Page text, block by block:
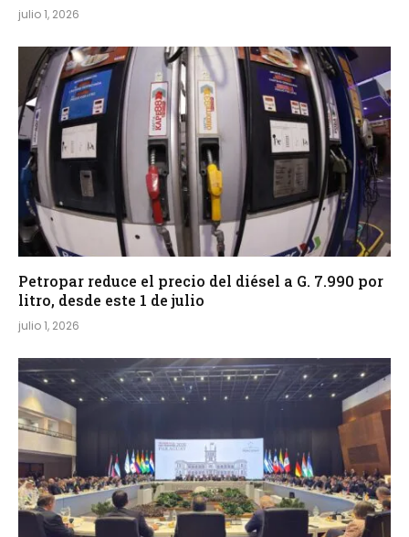
julio 1, 2026
Petropar reduce el precio del diésel a G. 7.990 por
litro, desde este 1 de julio
julio 1, 2026